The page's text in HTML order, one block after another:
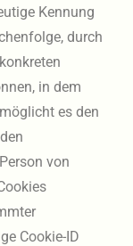
Kennung
durch
in dem
es den
von
Cookie-ID